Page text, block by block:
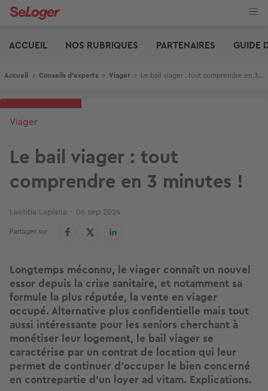
Aller
ACCUEIL
NOS RUBRIQUES PARTENAIRES GUIDE
Fil d'Ariane
Accueil > Conseils d'experts > Viager > Le bail viager : tout comprendre en 3 minutes !
Viager
Le bail viager : tout
comprendre en 3 minutes !
Laetitia Lapiana 06 sep 2024
Partager sur
Longtemps méconnu, le viager connaît un nouvel
essor depuis la crise sanitaire, et notamment sa
formule la plus réputée, la vente en viager
occupé. Alternative plus confidentielle mais tout
aussi intéressante pour les seniors cherchant à
monétiser leur logement, le bail viager se
caractérise par un contrat de location qui leur
permet de continuer d’occuper le bien concerné
en contrepartie d’un loyer ad vitam. Explications.